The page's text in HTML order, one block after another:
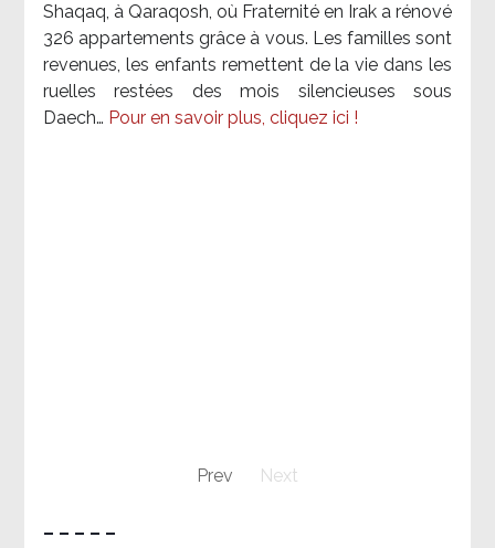
Shaqaq, à Qaraqosh, où Fraternité en Irak a rénové
326 appartements grâce à vous. Les familles sont
revenues, les enfants remettent de la vie dans les
ruelles restées des mois silencieuses sous
Daech… Pour en savoir plus, cliquez ici !
Prev Next
– – – – –